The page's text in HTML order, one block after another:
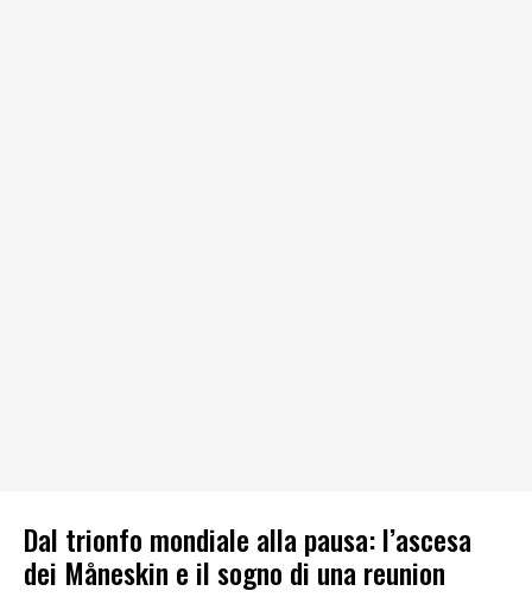
Dal trionfo mondiale alla pausa: l’ascesa
dei Måneskin e il sogno di una reunion